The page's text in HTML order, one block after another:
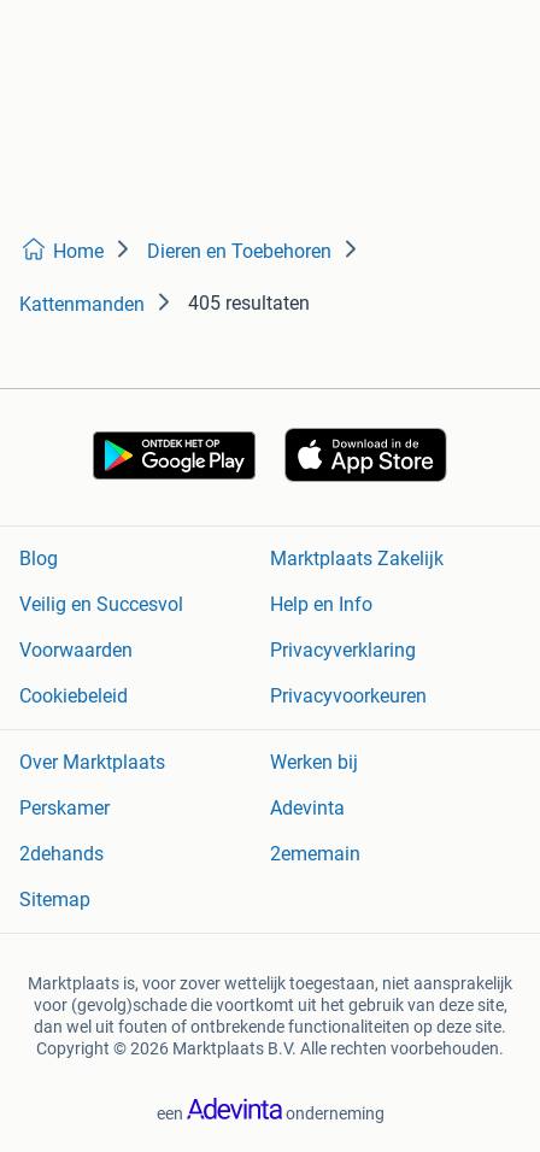
Home Dieren en Toebehoren
Kattenmanden 405 resultaten
Blog
Marktplaats Zakelijk
Veilig en Succesvol
Help en Info
Voorwaarden
Privacyverklaring
Cookiebeleid
Privacyvoorkeuren
Over Marktplaats
Werken bij
Perskamer
Adevinta
2dehands
2ememain
Sitemap
Marktplaats is, voor zover wettelijk toegestaan, niet aansprakelijk
voor (gevolg)schade die voortkomt uit het gebruik van deze site,
dan wel uit fouten of ontbrekende functionaliteiten op deze site.
Copyright © 2026 Marktplaats B.V. Alle rechten voorbehouden.
een onderneming